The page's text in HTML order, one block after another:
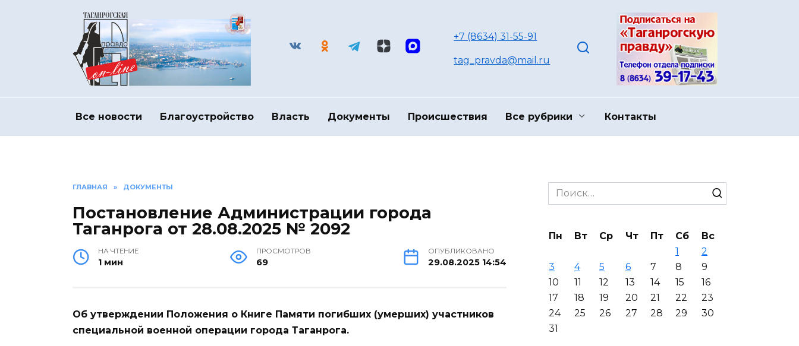
+7 (8634) 31-55-91
tag_pravda@mail.ru
Все новости Благоустройство Власть Документы Происшествия Все рубрики Контакты
ГЛАВНАЯ » ДОКУМЕНТЫ
Постановление Администрации города
Таганрога от 28.08.2025 № 2092
НА ЧТЕНИЕ
1 мин
ПРОСМОТРОВ
69
ОПУБЛИКОВАНО
29.08.2025 14:54
Об утверждении Положения о Книге Памяти погибших (умерших) участников
специальной военной операции города Таганрога.
Search
for:
Пн Вт Ср Чт Пт Сб
Вс
1
2
3
4 5 6 7 8
9
10
11 12 13 14 15
16
17
18 19 20 21 22
23
24
25 26 27 28 29
30
31